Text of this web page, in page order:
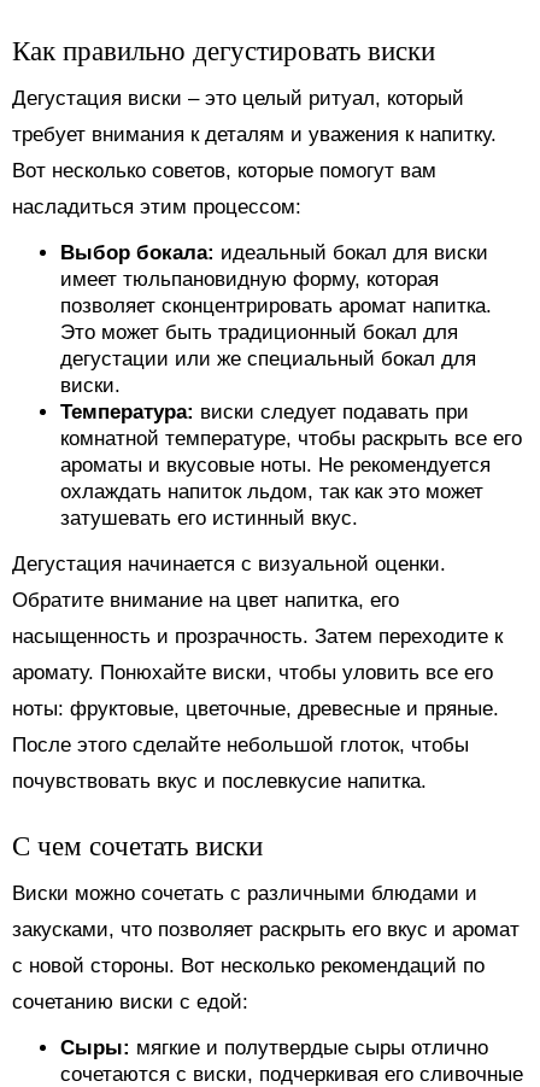
Как правильно дегустировать виски
Дегустация виски – это целый ритуал, который
требует внимания к деталям и уважения к напитку.
Вот несколько советов, которые помогут вам
насладиться этим процессом:
Выбор бокала: идеальный бокал для виски
имеет тюльпановидную форму, которая
позволяет сконцентрировать аромат напитка.
Это может быть традиционный бокал для
дегустации или же специальный бокал для
виски.
Температура: виски следует подавать при
комнатной температуре, чтобы раскрыть все его
ароматы и вкусовые ноты. Не рекомендуется
охлаждать напиток льдом, так как это может
затушевать его истинный вкус.
Дегустация начинается с визуальной оценки.
Обратите внимание на цвет напитка, его
насыщенность и прозрачность. Затем переходите к
аромату. Понюхайте виски, чтобы уловить все его
ноты: фруктовые, цветочные, древесные и пряные.
После этого сделайте небольшой глоток, чтобы
почувствовать вкус и послевкусие напитка.
С чем сочетать виски
Виски можно сочетать с различными блюдами и
закусками, что позволяет раскрыть его вкус и аромат
с новой стороны. Вот несколько рекомендаций по
сочетанию виски с едой:
Сыры: мягкие и полутвердые сыры отлично
сочетаются с виски, подчеркивая его сливочные